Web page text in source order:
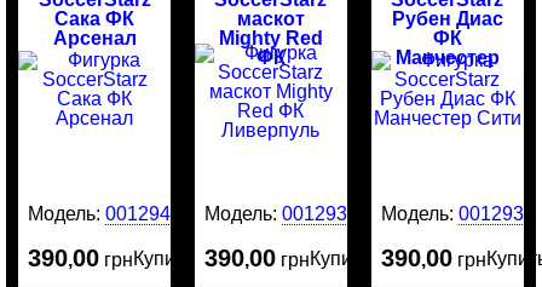
Сака ФК
Арсенал
Модель:0012942
390,00 грнКупить
маскот
Mighty Red
ФК
Ливерпуль
Модель:0012938
390,00 грнКупить
Рубен Диас
ФК
Манчестер
Сити
Модель: 0012937
390,00 грн